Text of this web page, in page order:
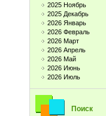
2025 Ноябрь
2025 Декабрь
2026 Январь
2026 Февраль
2026 Март
2026 Апрель
2026 Май
2026 Июнь
2026 Июль
Поиск